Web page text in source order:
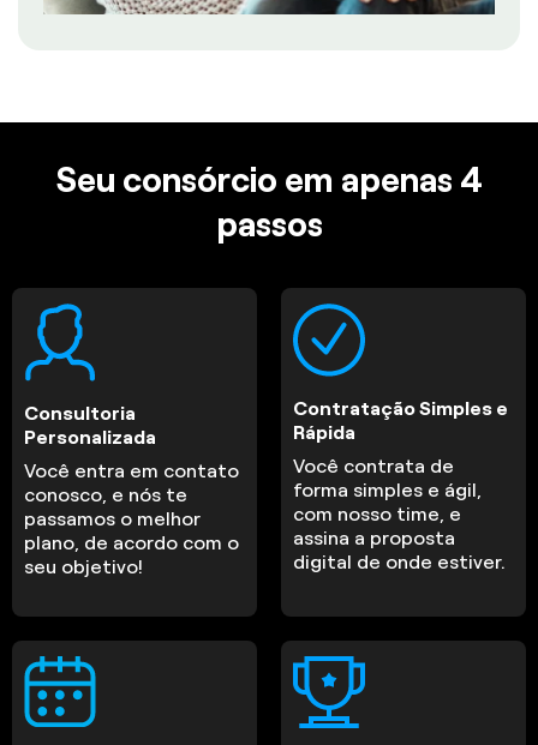
Seu consórcio em apenas 4
passos
Consultoria
Personalizada
Você entra em contato
conosco, e nós te
passamos o melhor
plano, de acordo com o
seu objetivo!
Contratação Simples e
Rápida
Você contrata de
forma simples e ágil,
com nosso time, e
assina a proposta
digital de onde estiver.